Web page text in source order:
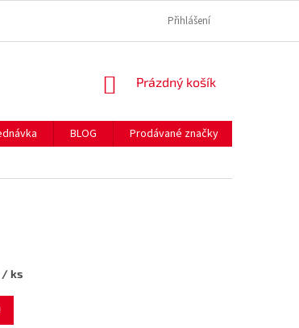
OSOBNÍCH ÚDAJŮ REKLAMAČNÍ ŘÁD
Přihlášení
NÁKUPNÍ
Prázdný košík
BLOG Prodávané značky
/ ks